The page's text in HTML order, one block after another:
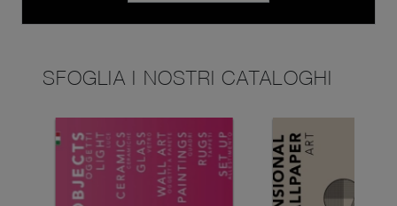
SFOGLIA I NOSTRI CATALOGHI